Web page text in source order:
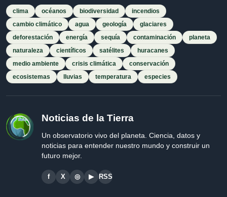
clima océanos biodiversidad
incendios
cambio climático
agua geología
glaciares
deforestación
energía sequía contaminación
planeta
naturaleza
científicos satélites
huracanes
medio ambiente
crisis climática
conservación
ecosistemas
lluvias temperatura especies
Noticias de la Tierra
Un observatorio vivo del planeta. Ciencia, datos y
noticias para entender nuestro mundo y construir un
futuro mejor.
f X ◎ ▶ RSS